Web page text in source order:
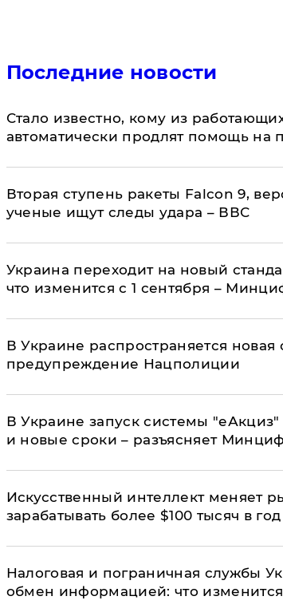
Последние новости
Стало известно, кому из
автоматически продлят помощь
Вторая ступень ракеты Falcon 9,
ученые ищут следы удара – ВВС
Украина переходит на новый
что изменится с 1 сентября –
В Украине распространяется
предупреждение Нацполиции
В Украине запуск системы
и новые сроки – разъясняет
Искусственный интеллект меняет
зарабатывать более $100 тысяч в
Налоговая и пограничная службы
обмен информацией: что